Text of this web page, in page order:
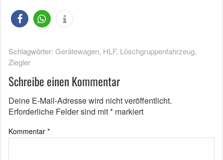
Schlagwörter: Gerätewagen, HLF, Löschgruppenfahrzeug,
Ziegler
Schreibe einen Kommentar
Deine E-Mail-Adresse wird nicht veröffentlicht.
Erforderliche Felder sind mit* markiert
Kommentar *